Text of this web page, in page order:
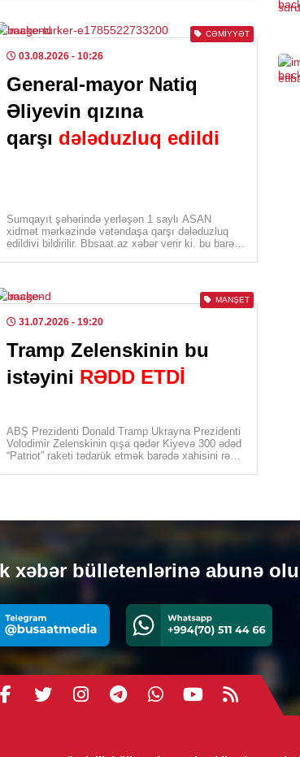
CƏMIYYƏT
03.08.2026- 10:26
General-mayor Natiq
Əliyevin qızına
qarşı dələduzluq edildi
Sumqayıt şəhərində yerləşən 1 saylı ASAN
xidmət mərkəzində vətəndaşa qarşı dələduzluq
edildiyi bildirilir. Bbsaat.az xəbər verir ki, bu barədə
MANŞET
31.07.2026- 19:20
Tramp Zelenskinin bu
istəyini RƏDD ETDİ
ABŞ Prezidenti Donald Tramp Ukrayna Prezidenti
Volodimir Zelenskinin qışa qədər Kiyevə 300 ədəd
“Patriot” raketi tədarük etmək barədə xahişini rədd
xəbər bülletenlərinə abunə